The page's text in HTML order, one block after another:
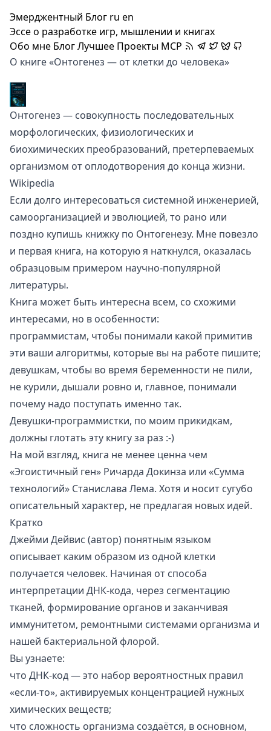
Эмерджентный Блог ru en
Эссе о разработке игр, мышлении и книгах
Обо мне БлогЛучшее Проекты MCP
О книге «Онтогенез — от клетки до человека»
Онтогенез — совокупность последовательных
морфологических, физиологических и
биохимических преобразований, претерпеваемых
организмом от оплодотворения до конца жизни.
Wikipedia
Если долго интересоваться системной инженерией,
самоорганизацией и эволюцией, то рано или
поздно купишь книжку по Онтогенезу. Мне повезло
и первая книга, на которую я наткнулся, оказалась
образцовым примером научно-популярной
литературы.
Книга может быть интересна всем, со схожими
интересами, но в особенности:
программистам, чтобы понимали какой примитив
эти ваши алгоритмы, которые вы на работе пишите;
девушкам, чтобы во время беременности не пили,
не курили, дышали ровно и, главное, понимали
почему надо поступать именно так.
Девушки-программистки, по моим прикидкам,
должны глотать эту книгу за раз :-)
На мой взгляд, книга не менее ценна чем
«Эгоистичный ген» Ричарда Докинза или «Сумма
технологий» Станислава Лема. Хотя и носит сугубо
описательный характер, не предлагая новых идей.
Кратко
Джейми Дейвис (автор) понятным языком
описывает каким образом из одной клетки
получается человек. Начиная от способа
интерпретации ДНК-кода, через сегментацию
тканей, формирование органов и заканчивая
иммунитетом, ремонтными системами организма и
нашей бактериальной флорой.
Вы узнаете:
что ДНК-код — это набор вероятностных правил
«если-то», активируемых концентрацией нужных
химических веществ;
что сложность организма создаётся, в основном,